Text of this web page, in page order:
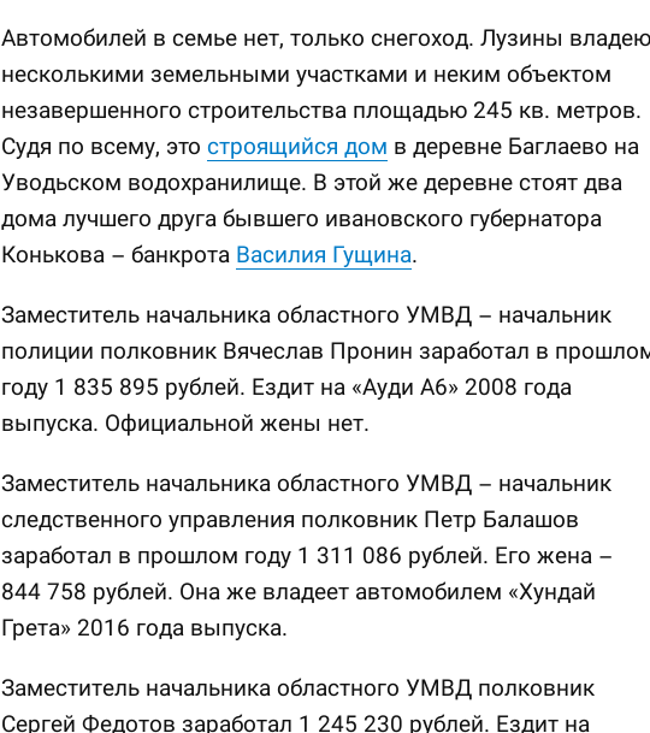
Автомобилей в семье нет, только снегоход. Лузины
несколькими земельными участками и неким объектом
незавершенного строительства площадью 245 кв. метров.
Судя по всему, это строящийся дом в деревне Баглаево на
Уводьском водохранилище. В этой же деревне стоят два
дома лучшего друга бывшего ивановского губернатора
Конькова – банкрота Василия Гущина.
Заместитель начальника областного УМВД – начальник
полиции полковник Вячеслав Пронин заработал в
году 1 835 895 рублей. Ездит на «Ауди А6» 2008 года
выпуска. Официальной жены нет.
Заместитель начальника областного УМВД – начальник
следственного управления полковник Петр Балашов
заработал в прошлом году 1 311 086 рублей. Его жена –
844 758 рублей. Она же владеет автомобилем «Хундай
Грета» 2016 года выпуска.
Заместитель начальника областного УМВД полковник
Сергей Федотов заработал 1 245 230 рублей. Ездит на